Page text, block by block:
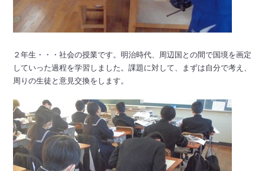
２年生・・・社会の授業です。明治時代、周辺国との間で国境を画定
していった過程を学習しました。課題に対して、まずは自分で考え、
周りの生徒と意見交換をします。